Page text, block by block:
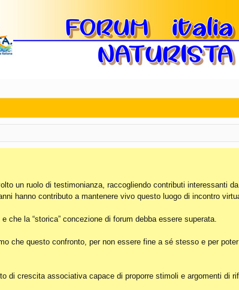
un ruolo di testimonianza, raccogliendo contributi interessanti
hanno contributo a mantenere vivo questo luogo di incontro
la “storica” concezione di forum debba essere superata.
che questo confronto, per non essere fine a sé stesso e per
di crescita associativa capace di proporre stimoli e argomenti di